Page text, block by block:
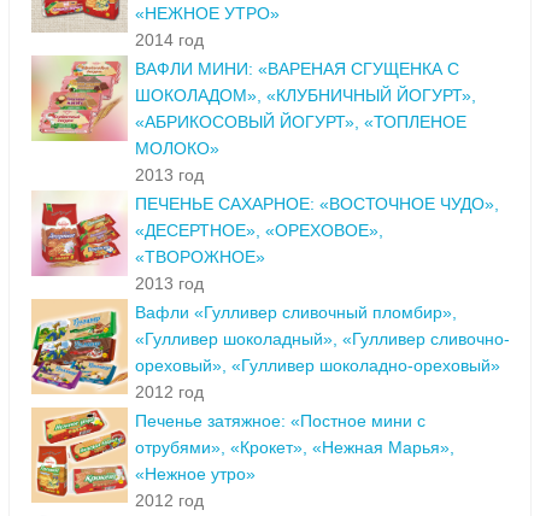
«НЕЖНОЕ УТРО»
2014 год
ВАФЛИ МИНИ: «ВАРЕНАЯ СГУЩЕНКА С
ШОКОЛАДОМ», «КЛУБНИЧНЫЙ ЙОГУРТ»,
«АБРИКОСОВЫЙ ЙОГУРТ», «ТОПЛЕНОЕ
МОЛОКО»
2013 год
ПЕЧЕНЬЕ САХАРНОЕ: «ВОСТОЧНОЕ ЧУДО»,
«ДЕСЕРТНОЕ», «ОРЕХОВОЕ»,
«ТВОРОЖНОЕ»
2013 год
Вафли «Гулливер сливочный пломбир»,
«Гулливер шоколадный», «Гулливер сливочно-
ореховый», «Гулливер шоколадно-ореховый»
2012 год
Печенье затяжное: «Постное мини с
отрубями», «Крокет», «Нежная Марья»,
«Нежное утро»
2012 год